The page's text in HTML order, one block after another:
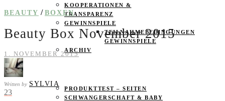
KOOPERATIONEN &
TRANSPARENZ
GEWINNSPIELE
TEILNAHMEBEDINGUNGEN
GEWINNSPIELE
ARCHIV
PRODUKTTEST – SEITEN
SCHWANGERSCHAFT & BABY
BEAUTY / BOXEN
Beauty Box November 2015
1. NOVEMBER 2015
Written by SYLVIA
23